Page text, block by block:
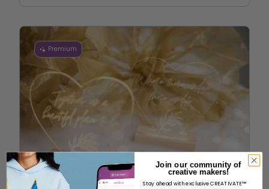
Premium
Join our community of
creative makers!
Stay ahead with exclusive CREATIVATE™